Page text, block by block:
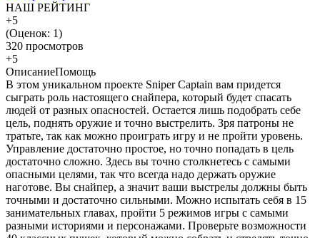
НАШ РЕЙТИНГ
+5
(Оценок: 1)
320 просмотров
+5
ОписаниеПомощь
В этом уникальном проекте Sniper Captain вам придется
сыграть роль настоящего снайпера, который будет спасать
людей от разных опасностей. Остается лишь подобрать себе
цель, поднять оружие и точно выстрелить. Зря патроны не
тратьте, так как можно проиграть игру и не пройти уровень.
Управление достаточно простое, но точно попадать в цель
достаточно сложно. Здесь вы точно столкнетесь с самыми
опасными целями, так что всегда надо держать оружие
наготове. Вы снайпер, а значит ваши выстрелы должны быть
точными и достаточно сильными. Можно испытать себя в 15
занимательных главах, пройти 5 режимов игры с самыми
разными историями и персонажами. Проверьте возможности